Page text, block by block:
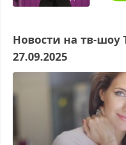
Новости на тв-
27.09.2025